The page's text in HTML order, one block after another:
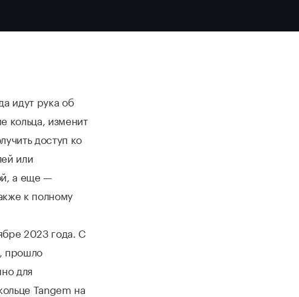
идут рука об
кольца, изменит
доступ ко
или
а еще —
к полному
2023 года. С
прошло
для
Tangem на